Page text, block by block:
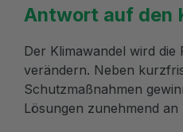
Antwort auf den
Der Klimawandel wird
verändern. Neben
Schutzmaßnahmen
Lösungen zunehmend an